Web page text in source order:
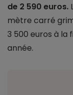
de 2 590 euros.
mètre carré
3 500 euros à
année.